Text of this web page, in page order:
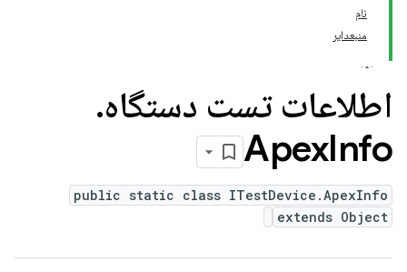
نام
منبعدایر
اطلاعات تست دستگاه.
ApexInfo
public static class ITestDevice.ApexInfo
extends Object